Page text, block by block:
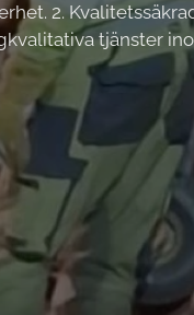
2.
tjänster